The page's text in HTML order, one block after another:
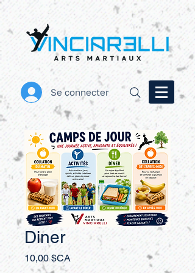
Se connecter
Diner
10,00 $CA